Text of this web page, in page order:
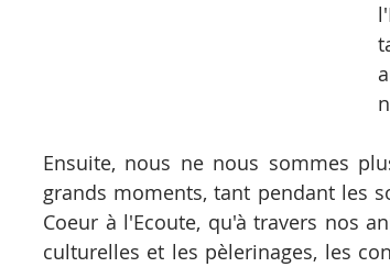
Ensuite, nous ne nous sommes
grands moments, tant pendant les
Coeur à l'Ecoute, qu'à travers nos
culturelles et les pèlerinages, les